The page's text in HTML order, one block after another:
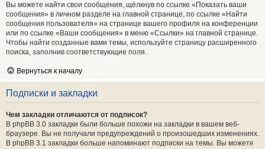
Вы можете найти свои сообщения, щёлкнув по ссылке «Показать ваши
сообщения» в личном разделе на главной странице, по ссылке «Найти
сообщения пользователя» на странице вашего профиля на конференции
или по ссылке «Ваши сообщения» в меню «Ссылки» на главной странице.
Чтобы найти созданные вами темы, используйте страницу расширенного
поиска, заполнив соответствующие поля.
Вернуться к началу
Подписки и закладки
Чем закладки отличаются от подписок?
В phpBB 3.0 закладки были больше похожи на закладки в вашем веб-
браузере. Вы не получали предупреждений о произошедших изменениях.
В phpBB 3.1 закладки больше напоминают подписки на темы. Вы можете